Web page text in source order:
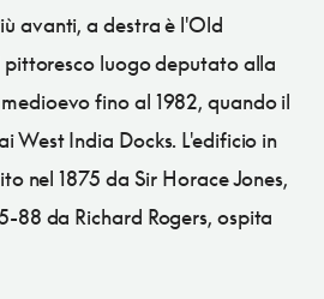
avanti, a destra è l'Old
luogo deputato alla
fino al 1982, quando il
West India Docks. L'edificio in
nel 1875 da Sir Horace Jones,
88 da Richard Rogers, ospita